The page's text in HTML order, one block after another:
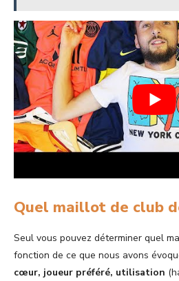
Quel maillot de club
Seul vous pouvez déterminer quel
fonction de ce que nous avons
cœur, joueur préféré, utilisation